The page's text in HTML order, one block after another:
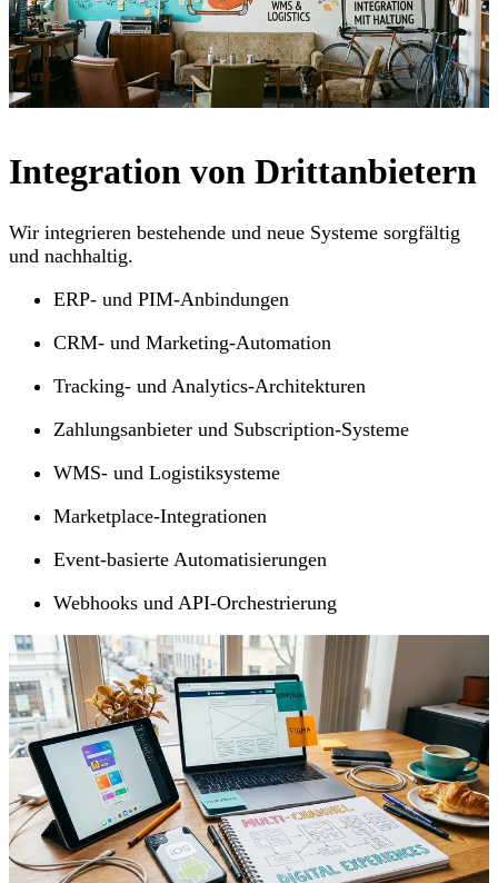
Integration von Drittanbietern
Wir integrieren bestehende und neue Systeme sorgfältig
und nachhaltig.
ERP- und PIM-Anbindungen
CRM- und Marketing-Automation
Tracking- und Analytics-Architekturen
Zahlungsanbieter und Subscription-Systeme
WMS- und Logistiksysteme
Marketplace-Integrationen
Event-basierte Automatisierungen
Webhooks und API-Orchestrierung